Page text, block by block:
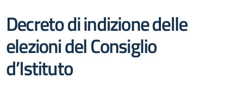
Decreto di indizione delle
elezioni del Consiglio
d’Istituto